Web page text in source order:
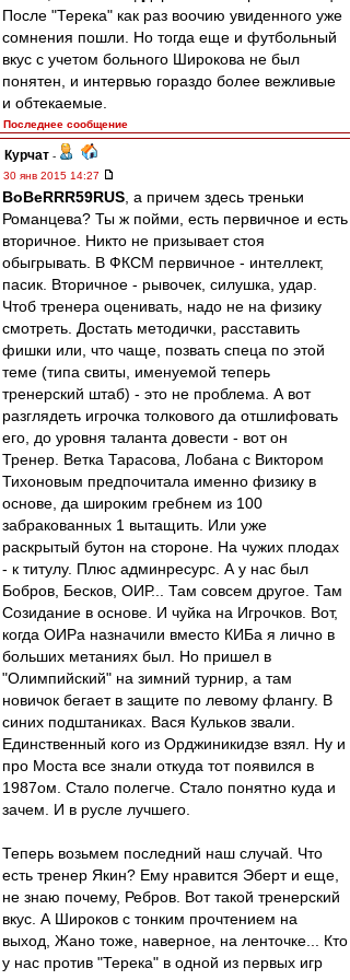
После "Терека" как раз воочию увиденного уже
сомнения пошли. Но тогда еще и футбольный
вкус с учетом больного Широкова не был
понятен, и интервью гораздо более вежливые
и обтекаемые.
Последнее сообщение
Курчат -
30 янв 2015 14:27
BoBeRRR59RUS , а причем здесь треньки
Романцева? Ты ж пойми, есть первичное и есть
вторичное. Никто не призывает стоя
обыгрывать. В ФКСМ первичное - интеллект,
пасик. Вторичное - рывочек, силушка, удар.
Чтоб тренера оценивать, надо не на физику
смотреть. Достать методички, расставить
фишки или, что чаще, позвать спеца по этой
теме (типа свиты, именуемой теперь
тренерский штаб) - это не проблема. А вот
разглядеть игрочка толкового да отшлифовать
его, до уровня таланта довести - вот он
Тренер. Ветка Тарасова, Лобана с Виктором
Тихоновым предпочитала именно физику в
основе, да широким гребнем из 100
забракованных 1 вытащить. Или уже
раскрытый бутон на стороне. На чужих плодах
- к титулу. Плюс админресурс. А у нас был
Бобров, Бесков, ОИР... Там совсем другое. Там
Созидание в основе. И чуйка на Игрочков. Вот,
когда ОИРа назначили вместо КИБа я лично в
больших метаниях был. Но пришел в
"Олимпийский" на зимний турнир, а там
новичок бегает в защите по левому флангу. В
синих подштаниках. Вася Кульков звали.
Единственный кого из Орджиникидзе взял. Ну и
про Моста все знали откуда тот появился в
1987ом. Стало полегче. Стало понятно куда и
зачем. И в русле лучшего.
Теперь возьмем последний наш случай. Что
есть тренер Якин? Ему нравится Эберт и еще,
не знаю почему, Ребров. Вот такой тренерский
вкус. А Широков с тонким прочтением на
выход, Жано тоже, наверное, на ленточке... Кто
у нас против "Терека" в одной из первых игр